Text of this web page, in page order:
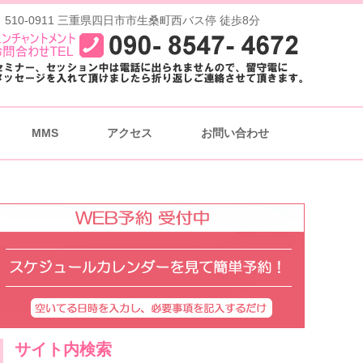
510-0911 三重県四日市市生桑町西バス停 徒歩8分
MMS アクセス お問い合わせ
サイト内検索